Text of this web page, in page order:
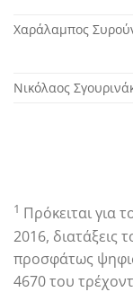
Χαράλαμπος
Νικόλαος
1 Πρόκειται για
2016, διατάξεις
προσφάτως
4670 του